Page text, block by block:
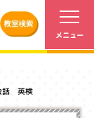
話 英検